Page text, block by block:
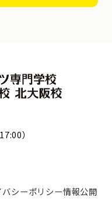
）
バシーポリシー情報公開